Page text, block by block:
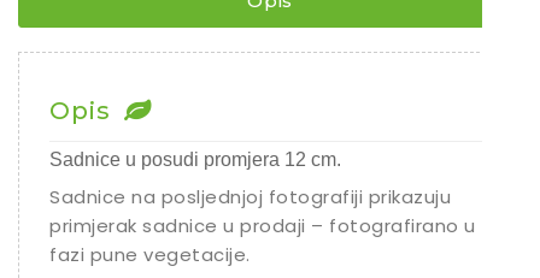
Chili
Opis
Sadnice u posudi promjera 12 cm.
Sadnice na posljednjoj fotografiji prikazuju
primjerak sadnice u prodaji – fotografirano u
fazi pune vegetacije.